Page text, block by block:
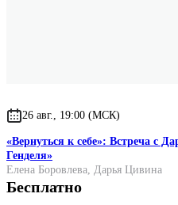
26 авг., 19:00 (МСК)
«Вернуться к себе»: Встреча с
Генделя»
Елена Боровлева, Дарья Цивина
Бесплатно